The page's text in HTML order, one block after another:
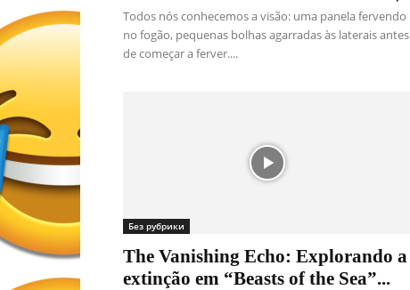
Todos nós conhecemos a visão: uma panela fervendo
no fogão, pequenas bolhas agarradas às laterais antes
de começar a ferver....
Без рубрики
The Vanishing Echo: Explorando a
extinção em “Beasts of the Sea”...